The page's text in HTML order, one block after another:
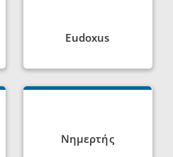
Eudoxus
Νημερτής